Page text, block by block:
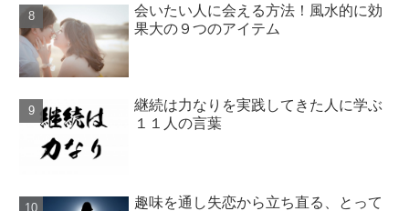
会いたい人に会える方法！風水的に効
果大の９つのアイテム
継続は力なりを実践してきた人に学ぶ
１１人の言葉
趣味を通し失恋から立ち直る、とって